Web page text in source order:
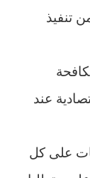
تنفيذ
عند
على كل